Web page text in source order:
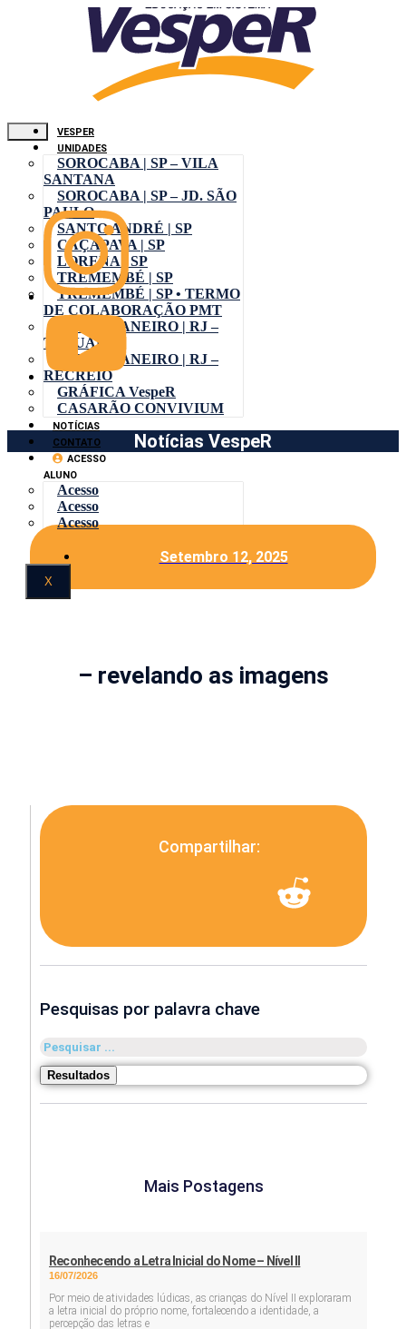
VESPER
UNIDADES
SOROCABA | SP – VILA
SANTANA
SOROCABA | SP – JD. SÃO
PAULO
SANTO ANDRÉ | SP
CAÇAPAVA | SP
LORENA | SP
TREMEMBÉ | SP
TREMEMBÉ | SP • TERMO
DE COLABORAÇÃO PMT
RIO DE JANEIRO | RJ –
TAQUARA
RIO DE JANEIRO | RJ –
RECREIO
GRÁFICA VespeR
CASARÃO CONVIVIUM
NOTÍCIAS
CONTATO
ACESSO
ALUNO
Acesso
Acesso
Acesso
X
Notícias VespeR
Setembro 12, 2025
– revelando as imagens
Compartilhar:
Pesquisas por palavra chave
Pesquisar
...
Resultados
Mais Postagens
Reconhecendo a Letra Inicial do Nome – Nível II
16/07/2026
Por meio de atividades lúdicas, as crianças do Nível II exploraram
a letra inicial do próprio nome, fortalecendo a identidade, a
percepção das letras e